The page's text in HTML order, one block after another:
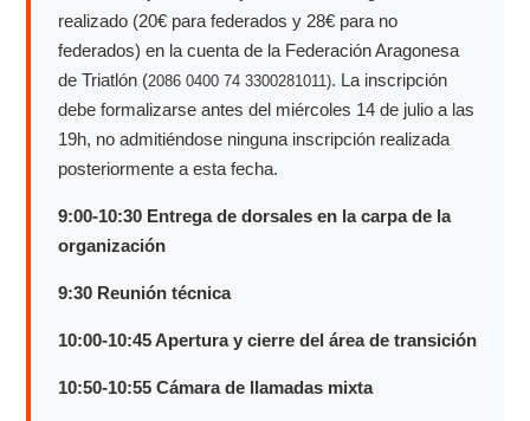
realizado (20€ para federados y 28€ para no
federados) en la cuenta de la Federación Aragonesa
de Triatlón (2086 0400 74 3300281011). La inscripción
debe formalizarse antes del miércoles 14 de julio a las
19h, no admitiéndose ninguna inscripción realizada
posteriormente a esta fecha.
9:00-10:30 Entrega de dorsales en la carpa de la
organización
9:30 Reunión técnica
10:00-10:45 Apertura y cierre del área de transición
10:50-10:55 Cámara de llamadas mixta